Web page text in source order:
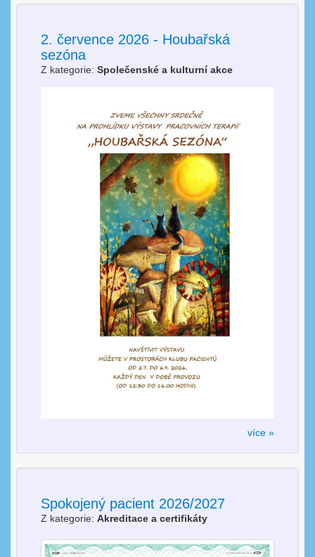
2. července 2026 - Houbařská
sezóna
Z kategorie: Společenské a kulturní akce
více »
Spokojený pacient 2026/2027
Z kategorie: Akreditace a certifikáty